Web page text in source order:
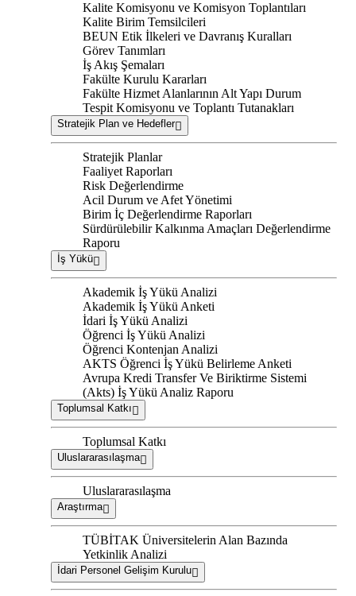
Kalite Komisyonu ve Komisyon Toplantıları
Kalite Birim Temsilcileri
BEUN Etik İlkeleri ve Davranış Kuralları
Görev Tanımları
İş Akış Şemaları
Fakülte Kurulu Kararları
Fakülte Hizmet Alanlarının Alt Yapı Durum
Tespit Komisyonu ve Toplantı Tutanakları
Stratejik Plan ve Hedefler
Stratejik Planlar
Faaliyet Raporları
Risk Değerlendirme
Acil Durum ve Afet Yönetimi
Birim İç Değerlendirme Raporları
Sürdürülebilir Kalkınma Amaçları Değerlendirme
Raporu
İş Yükü
Akademik İş Yükü Analizi
Akademik İş Yükü Anketi
İdari İş Yükü Analizi
Öğrenci İş Yükü Analizi
Öğrenci Kontenjan Analizi
AKTS Öğrenci İş Yükü Belirleme Anketi
Avrupa Kredi Transfer Ve Biriktirme Sistemi
(Akts) İş Yükü Analiz Raporu
Toplumsal Katkı
Toplumsal Katkı
Uluslararasılaşma
Uluslararasılaşma
Araştırma
TÜBİTAK Üniversitelerin Alan Bazında
Yetkinlik Analizi
İdari Personel Gelişim Kurulu